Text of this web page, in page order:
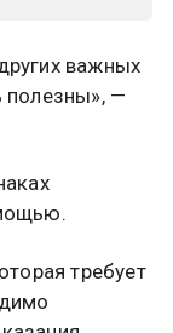
важных
полезны», —
требует